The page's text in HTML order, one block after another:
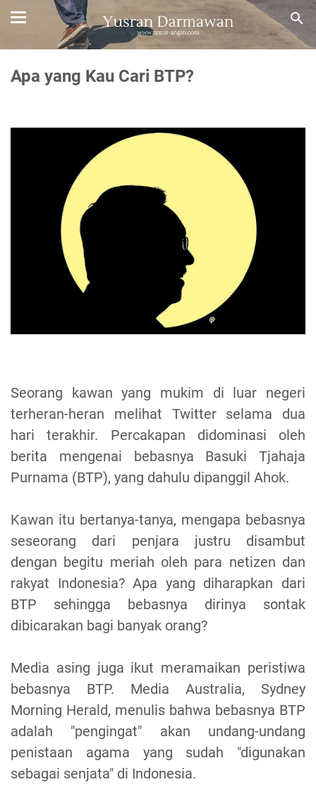
Apa yang Kau Cari BTP?
Seorang kawan yang mukim di luar negeri
terheran-heran melihat Twitter selama dua
hari terakhir. Percakapan didominasi oleh
berita mengenai bebasnya Basuki Tjahaja
Purnama (BTP), yang dahulu dipanggil Ahok.
Kawan itu bertanya-tanya, mengapa bebasnya
seseorang dari penjara justru disambut
dengan begitu meriah oleh para netizen dan
rakyat Indonesia? Apa yang diharapkan dari
BTP sehingga bebasnya dirinya sontak
dibicarakan bagi banyak orang?
Media asing juga ikut meramaikan peristiwa
bebasnya BTP. Media Australia, Sydney
Morning Herald, menulis bahwa bebasnya BTP
adalah "pengingat" akan undang-undang
penistaan agama yang sudah "digunakan
sebagai senjata" di Indonesia.